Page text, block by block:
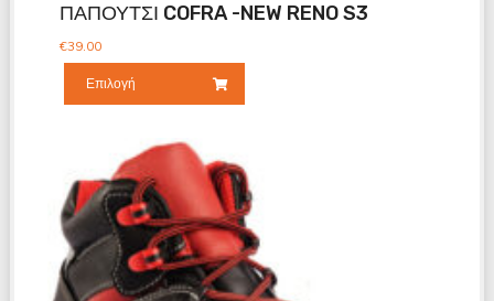
ΠΑΠΟΥΤΣΙ COFRA -NEW RENO S3
€39.00
Επιλογή